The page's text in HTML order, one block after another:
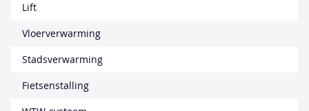
Lift
Vloerverwarming
Stadsverwarming
Fietsenstalling